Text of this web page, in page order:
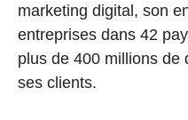
marketing digital, son
entreprises dans 42
plus de 400 millions de
ses clients.